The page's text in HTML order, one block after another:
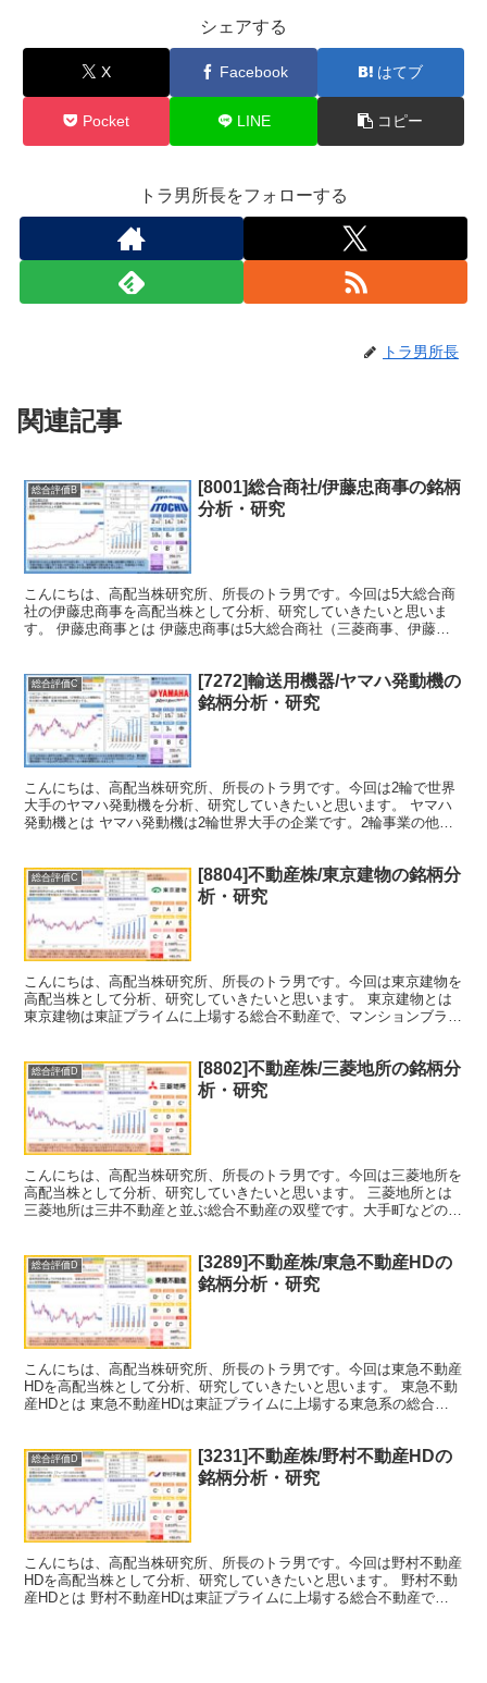
シェアする
X Facebook はてブ
Pocket LINE コピー
トラ男所長をフォローする
トラ男所長
関連記事
総合評価B
[8001]総合商社/伊藤忠商事の銘柄
分析・研究
こんにちは、高配当株研究所、所長のトラ男です。今回は5大総合商
社の伊藤忠商事を高配当株として分析、研究していきたいと思いま
す。 伊藤忠商事とは 伊藤忠商事は5大総合商社（三菱商事、伊藤忠
総合評価C
[7272]輸送用機器/ヤマハ発動機の
銘柄分析・研究
こんにちは、高配当株研究所、所長のトラ男です。今回は2輪で世界
大手のヤマハ発動機を分析、研究していきたいと思います。 ヤマハ
発動機とは ヤマハ発動機は2輪世界大手の企業です。2輪事業の他に
総合評価C
[8804]不動産株/東京建物の銘柄分
析・研究
こんにちは、高配当株研究所、所長のトラ男です。今回は東京建物を
高配当株として分析、研究していきたいと思います。 東京建物とは
東京建物は東証プライムに上場する総合不動産で、マンションブラン
総合評価D
[8802]不動産株/三菱地所の銘柄分
析・研究
こんにちは、高配当株研究所、所長のトラ男です。今回は三菱地所を
高配当株として分析、研究していきたいと思います。 三菱地所とは
三菱地所は三井不動産と並ぶ総合不動産の双璧です。大手町などの保
総合評価D
[3289]不動産株/東急不動産HDの
銘柄分析・研究
こんにちは、高配当株研究所、所長のトラ男です。今回は東急不動産
HDを高配当株として分析、研究していきたいと思います。 東急不動
産HDとは 東急不動産HDは東証プライムに上場する東急系の総合不
総合評価D
[3231]不動産株/野村不動産HDの
銘柄分析・研究
こんにちは、高配当株研究所、所長のトラ男です。今回は野村不動産
HDを高配当株として分析、研究していきたいと思います。 野村不動
産HDとは 野村不動産HDは東証プライムに上場する総合不動産で、